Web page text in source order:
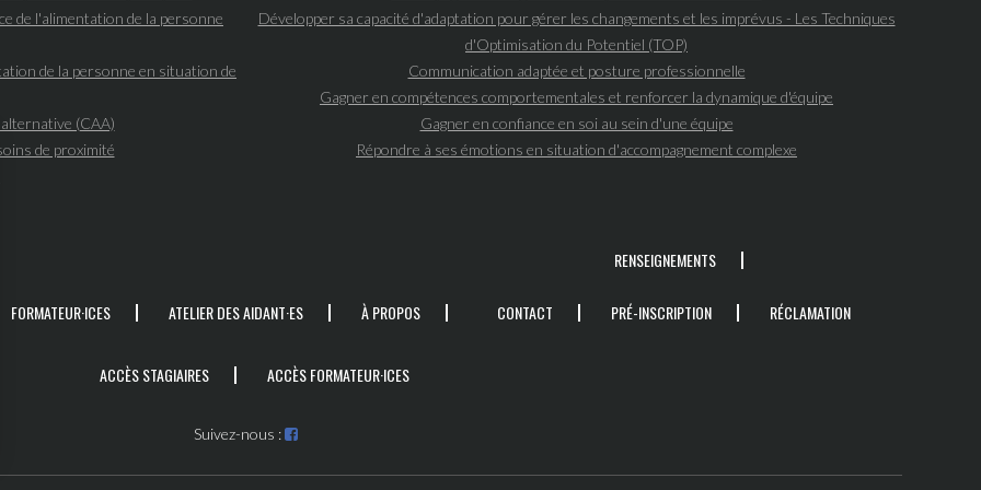
de l'alimentation de la personne
de la personne en situation de
(CAA)
de proximité
Développer sa capacité d'adaptation pour gérer les changements et les imprévus - Les Techniques
d'Optimisation du Potentiel (TOP)
Communication adaptée et posture professionnelle
Gagner en compétences comportementales et renforcer la dynamique d'équipe
Gagner en confiance en soi au sein d'une équipe
Répondre à ses émotions en situation d'accompagnement complexe
FORMATEUR·ICES ATELIER DES AIDANT·ES À PROPOS
RENSEIGNEMENTS
CONTACT PRÉ-INSCRIPTION RÉCLAMATION
ACCÈS STAGIAIRES ACCÈS FORMATEUR·ICES
Suivez-nous :